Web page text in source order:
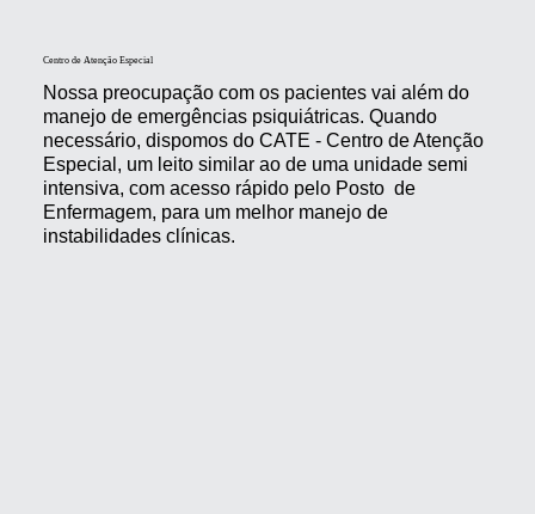
Centro de Atenção Especial
Nossa preocupação com os pacientes vai além do
manejo de emergências psiquiátricas. Quando
necessário, dispomos do CATE - Centro de Atenção
Especial, um leito similar ao de uma unidade semi
intensiva, com acesso rápido pelo Posto de
Enfermagem, para um melhor manejo de
instabilidades clínicas.